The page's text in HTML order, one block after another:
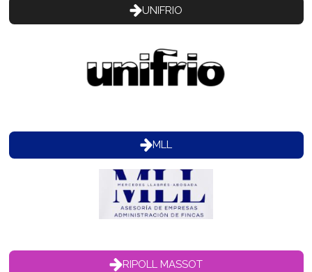
UNIFRIO
MLL
RIPOLL MASSOT